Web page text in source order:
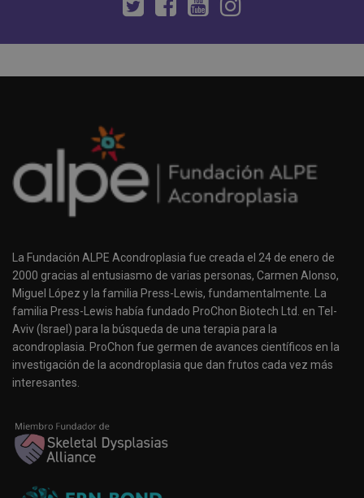
La Fundación ALPE Acondroplasia fue creada el 24 de enero de
2000 gracias al entusiasmo de varias personas, Carmen Alonso,
Miguel López y la familia Press-Lewis, fundamentalmente. La
familia Press-Lewis había fundado ProChon Biotech Ltd. en Tel-
Aviv (Israel) para la búsqueda de una terapia para la
acondroplasia. ProChon fue germen de avances científicos en la
investigación de la acondroplasia que dan frutos cada vez más
interesantes.